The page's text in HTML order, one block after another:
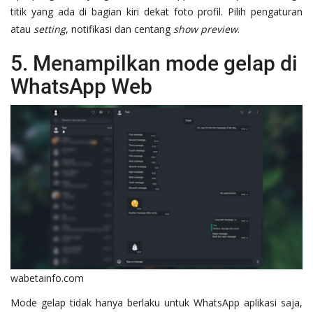
titik yang ada di bagian kiri dekat foto profil. Pilih pengaturan
atau setting, notifikasi dan centang show preview.
5. Menampilkan mode gelap di
WhatsApp Web
wabetainfo.com
Mode gelap tidak hanya berlaku untuk WhatsApp aplikasi saja,